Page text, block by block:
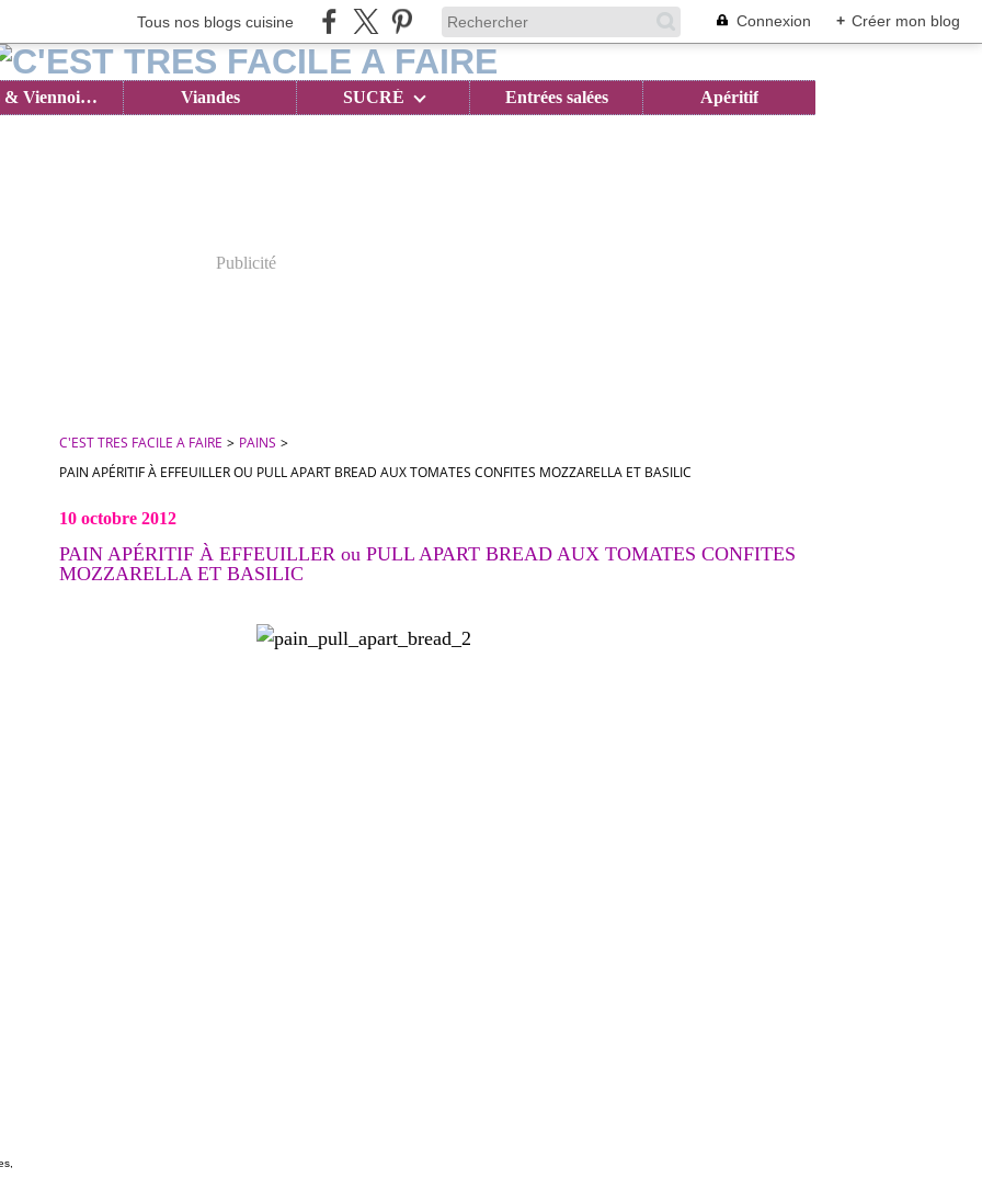
Tous nos blogs cuisine Connexion + Créer mon blog
Brioches & Viennoiseries Viandes SUCRÉ Entrées salées Apéritif
Publicité
C'EST TRES FACILE A FAIRE > PAINS >
PAIN APÉRITIF À EFFEUILLER OU PULL APART BREAD AUX TOMATES CONFITES MOZZARELLA ET BASILIC
10 octobre 2012
PAIN APÉRITIF À EFFEUILLER ou PULL APART BREAD AUX TOMATES CONFITES
MOZZARELLA ET BASILIC